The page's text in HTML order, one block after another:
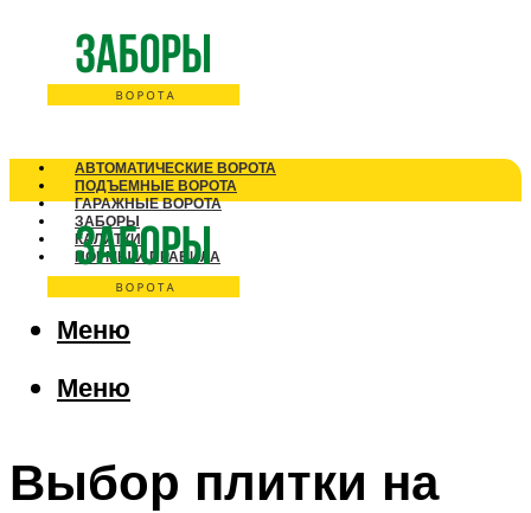
АВТОМАТИЧЕСКИЕ ВОРОТА
ПОДЪЕМНЫЕ ВОРОТА
ГАРАЖНЫЕ ВОРОТА
ЗАБОРЫ
КАЛИТКИ
НОРМЫ И ПРАВИЛА
Меню
Меню
Выбор плитки на